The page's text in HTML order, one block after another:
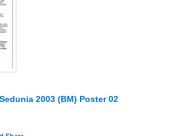
2003 (BM) Poster 02